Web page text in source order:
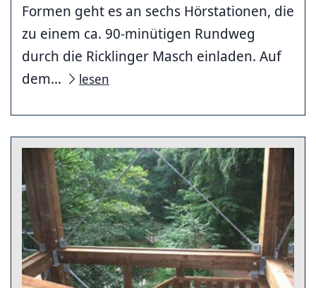
Formen geht es an sechs Hörstationen, die
zu einem ca. 90-minütigen Rundweg
durch die Ricklinger Masch einladen. Auf
dem...
lesen